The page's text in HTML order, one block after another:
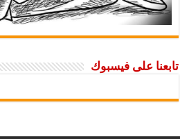
تابعنا على فيسبوك